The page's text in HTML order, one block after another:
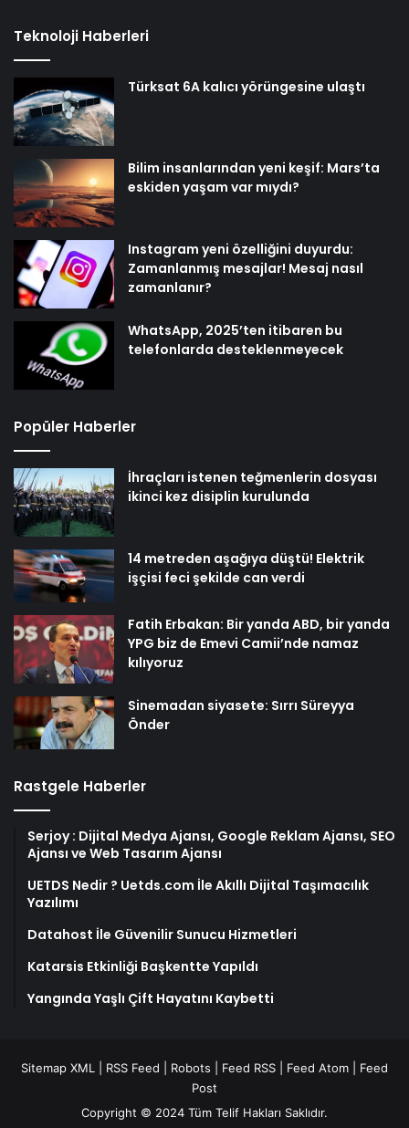
Teknoloji Haberleri
Türksat 6A kalıcı yörüngesine ulaştı
Bilim insanlarından yeni keşif: Mars’ta
eskiden yaşam var mıydı?
Instagram yeni özelliğini duyurdu:
Zamanlanmış mesajlar! Mesaj nasıl
zamanlanır?
WhatsApp, 2025’ten itibaren bu
telefonlarda desteklenmeyecek
Popüler Haberler
İhraçları istenen teğmenlerin dosyası
ikinci kez disiplin kurulunda
14 metreden aşağıya düştü! Elektrik
işçisi feci şekilde can verdi
Fatih Erbakan: Bir yanda ABD, bir yanda
YPG biz de Emevi Camii’nde namaz
kılıyoruz
Sinemadan siyasete: Sırrı Süreyya
Önder
Rastgele Haberler
Serjoy : Dijital Medya Ajansı, Google Reklam Ajansı, SEO
Ajansı ve Web Tasarım Ajansı
UETDS Nedir ? Uetds.com İle Akıllı Dijital Taşımacılık
Yazılımı
Datahost İle Güvenilir Sunucu Hizmetleri
Katarsis Etkinliği Başkentte Yapıldı
Yangında Yaşlı Çift Hayatını Kaybetti
Sitemap XML RSS Feed Robots Feed RSS Feed Atom
Feed
Post
Copyright © 2024 Tüm Telif Hakları Saklıdır.